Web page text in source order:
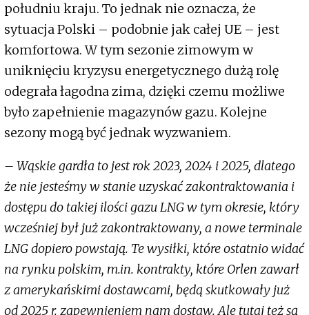
południu kraju. To jednak nie oznacza, że
sytuacja Polski – podobnie jak całej UE – jest
komfortowa. W tym sezonie zimowym w
uniknięciu kryzysu energetycznego dużą rolę
odegrała łagodna zima, dzięki czemu możliwe
było zapełnienie magazynów gazu. Kolejne
sezony mogą być jednak wyzwaniem.
– Wąskie gardła to jest rok 2023, 2024 i 2025, dlatego
że nie jesteśmy w stanie uzyskać zakontraktowania i
dostępu do takiej ilości gazu LNG w tym okresie, który
wcześniej był już zakontraktowany, a nowe terminale
LNG dopiero powstają. Te wysiłki, które ostatnio widać
na rynku polskim, m.in. kontrakty, które Orlen zawarł
z amerykańskimi dostawcami, będą skutkowały już
od 2025 r. zapewnieniem nam dostaw. Ale tutaj też są